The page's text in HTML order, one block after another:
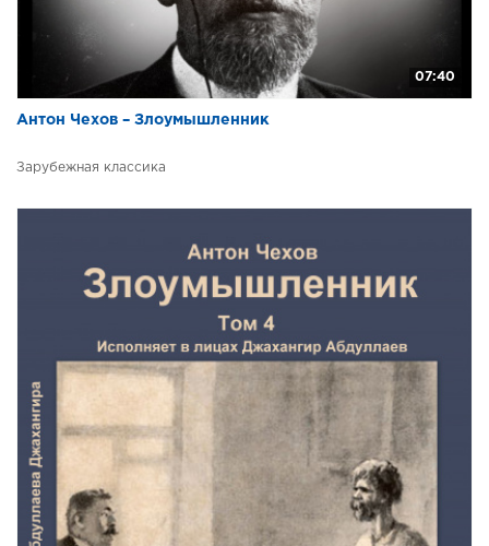
07:40
Антон Чехов – Злоумышленник
Зарубежная классика